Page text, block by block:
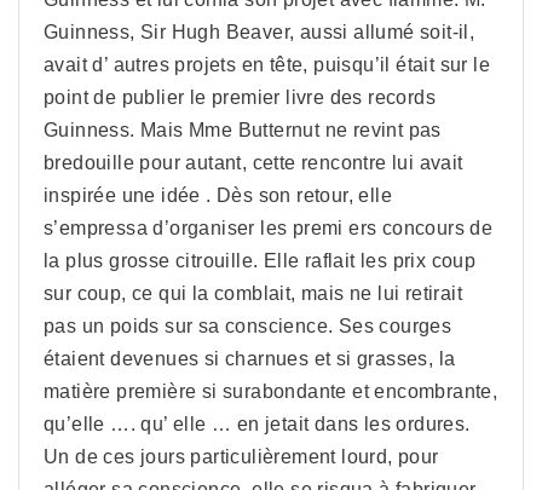
Guinness, Sir Hugh Beaver, aussi allumé soit-il,
avait d’ autres projets en tête, puisqu’il était sur le
point de publier le premier livre des records
Guinness. Mais Mme Butternut ne revint pas
bredouille pour autant, cette rencontre lui avait
inspirée une idée . Dès son retour, elle
s’empressa d’organiser les premi ers concours de
la plus grosse citrouille. Elle raflait les prix coup
sur coup, ce qui la comblait, mais ne lui retirait
pas un poids sur sa conscience. Ses courges
étaient devenues si charnues et si grasses, la
matière première si surabondante et encombrante,
qu’elle …. qu’ elle … en jetait dans les ordures.
Un de ces jours particulièrement lourd, pour